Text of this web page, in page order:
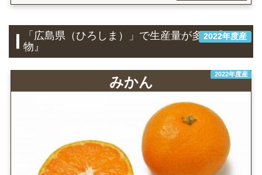
2022年度産
「広島県（ひろしま）」で生産量が多い『果
物』
2022年度産
みかん